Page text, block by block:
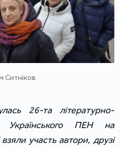
Ситніков
26-та літературно-
Українського ПЕН на
участь автори, друзі